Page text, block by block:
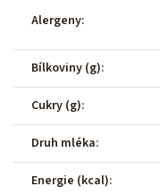
Alergeny:
Bílkoviny (g):
Cukry (g):
Druh mléka:
Energie (kcal):